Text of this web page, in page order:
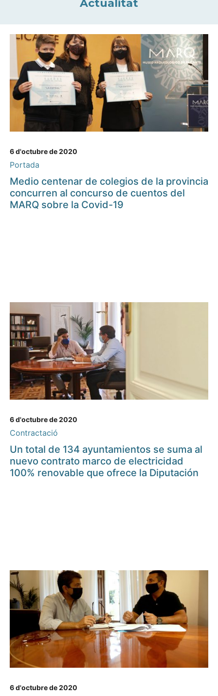
Actualitat
6 d'octubre de 2020
Portada
Medio centenar de colegios de la provincia
concurren al concurso de cuentos del
MARQ sobre la Covid-19
6 d'octubre de 2020
Contractació
Un total de 134 ayuntamientos se suma al
nuevo contrato marco de electricidad
100% renovable que ofrece la Diputación
6 d'octubre de 2020